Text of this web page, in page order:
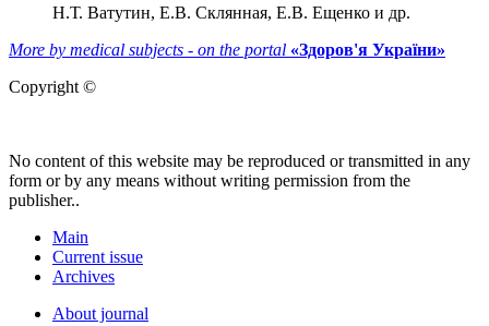
Н.Т. Ватутин, Е.В. Склянная, Е.В. Ещенко и др.
More by medical subjects - on the portal «Здоров'я України»
Copyright ©
No content of this website may be reproduced or transmitted in any
form or by any means without writing permission from the
publisher..
Main
Current issue
Archives
About journal